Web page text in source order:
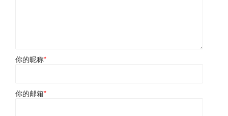
你的昵称*
你的邮箱*